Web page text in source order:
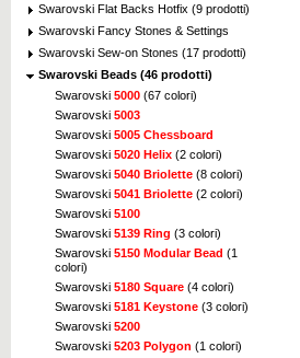
Swarovski Flat Backs Hotfix (9 prodotti)
Swarovski Fancy Stones & Settings
Swarovski Sew-on Stones (17 prodotti)
Swarovski Beads (46 prodotti)
Swarovski 5000 (67 colori)
Swarovski 5003
Swarovski 5005 Chessboard
Swarovski 5020 Helix (2 colori)
Swarovski 5040 Briolette (8 colori)
Swarovski 5041 Briolette (2 colori)
Swarovski 5100
Swarovski 5139 Ring (3 colori)
Swarovski 5150 Modular Bead (1
colori)
Swarovski 5180 Square (4 colori)
Swarovski 5181 Keystone (3 colori)
Swarovski 5200
Swarovski 5203 Polygon (1 colori)